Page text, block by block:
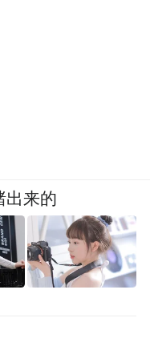
出来的